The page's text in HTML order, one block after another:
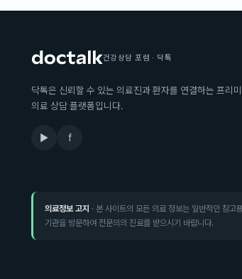
건강상담 포럼 · 닥톡
닥톡은 신뢰할 수 있는 의료진과 환자를 연결하는 프리
의료 상담 플랫폼입니다.
▶ f
의료정보 고지 · 본 사이트의 모든 의료 정보는 일반적인 참
기관을 방문하여 전문의의 진료를 받으시기 바랍니다.